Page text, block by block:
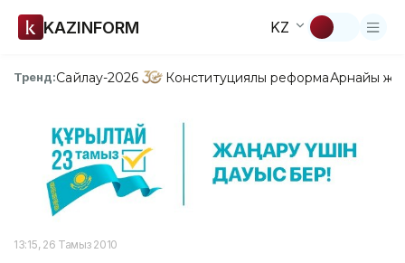
KAZINFORM KZ
Тренд:Сайлау-2026 Конституциялық реформаАрнайы
13:15, 26 Тамыз 2010